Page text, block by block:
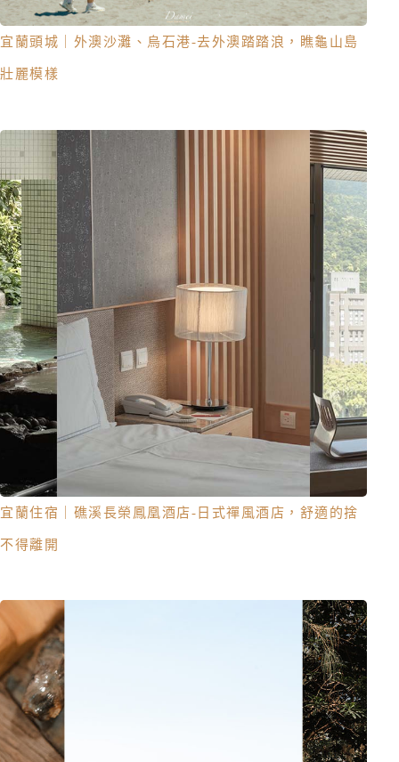
宜蘭頭城｜外澳沙灘、烏石港-去外澳踏踏浪，瞧龜山島
壯麗模樣
宜蘭住宿｜礁溪長榮鳳凰酒店-日式禪風酒店，舒適的捨
不得離開